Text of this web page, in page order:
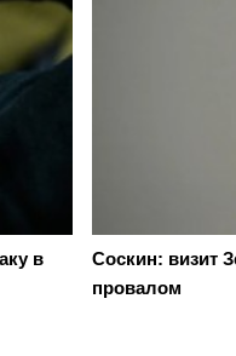
в
Соскин: визит
провалом